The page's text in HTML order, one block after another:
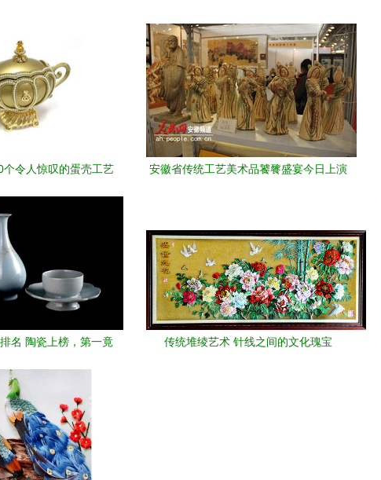
个令人惊叹的蛋壳工艺
安徽省传统工艺美术品饕餮盛宴今日上演
名 陶瓷上榜，第一竟
传统堆绫艺术 针线之间的文化瑰宝